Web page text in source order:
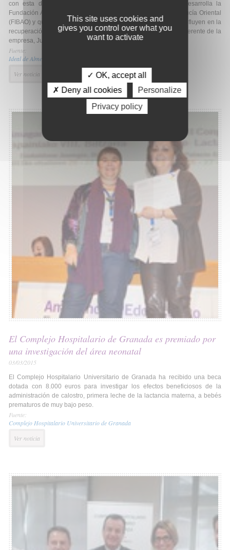
con esta donación en un proyecto de investigación que desarrolla la
Fundación Andaluza para la Investigación Biomédica en Andalucía Oriental
(FIBAO) y que pretende estudiar cómo las actividades lúdicas influyen en la
recuperación de los menores hospitalizados», explicó ayer el gerente de la
empresa, Juan Pelegrín
Fuente:
Ideal de Almería
Ver noticia
El Complejo Hospitalario de Granada es premiado por
una investigación del área neonatal
03/03/2015
El Complejo Hospitalario Universitario de Granada ha recibido una beca
dotada con 8.000 euros para investigar los efectos beneficiosos de la
administración de calostro, primera leche de la lactancia materna, a bebés
prematuros de muy bajo peso.
Fuente:
Complejo Hospitalario Universitario de Granada
Ver noticia
This site uses cookies and
gives you control over what you
want to activate
✓ OK, accept all
✗ Deny all cookies
Personalize
Privacy policy